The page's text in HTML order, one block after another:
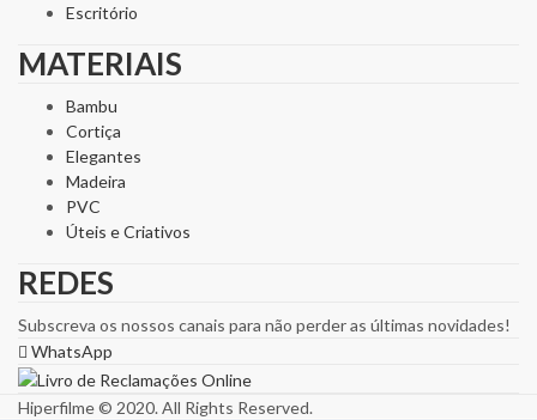
Escritório
MATERIAIS
Bambu
Cortiça
Elegantes
Madeira
PVC
Úteis e Criativos
REDES
Subscreva os nossos canais para não perder as últimas novidades!
WhatsApp
Hiperfilme © 2020. All Rights Reserved.